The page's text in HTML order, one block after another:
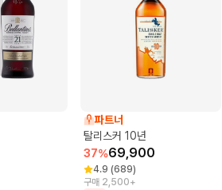
파트너
탈리스커 10년
37%69,900
4.9 (689)
구매 2,500+